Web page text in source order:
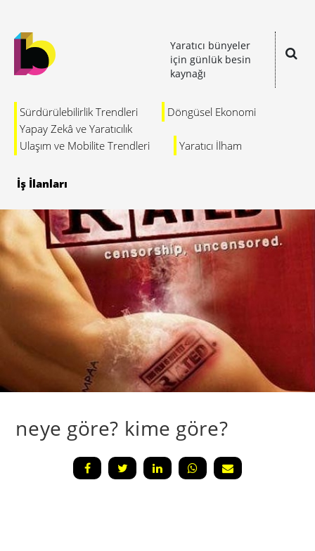
Yaratıcı bünyeler
için günlük besin
kaynağı
Sürdürülebilirlik Trendleri
Döngüsel Ekonomi
Yapay Zekâ ve Yaratıcılık
Ulaşım ve Mobilite Trendleri
Yaratıcı İlham
İş İlanları
neye göre? kime göre?